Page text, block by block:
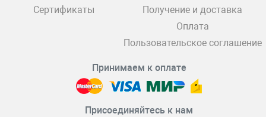
Сертификаты
Получение и доставка
Оплата
Пользовательское соглашение
Принимаем к оплате
Присоединяйтесь к нам